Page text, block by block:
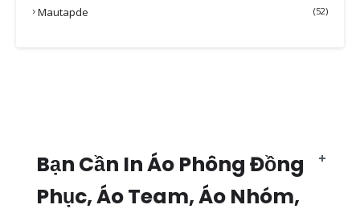
Mautapde (52)
Bạn Cần In Áo Phông Đồng
Phục, Áo Team, Áo Nhóm,